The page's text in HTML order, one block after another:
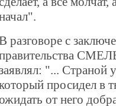
разговоре с
"... Страной
просидел в
от него